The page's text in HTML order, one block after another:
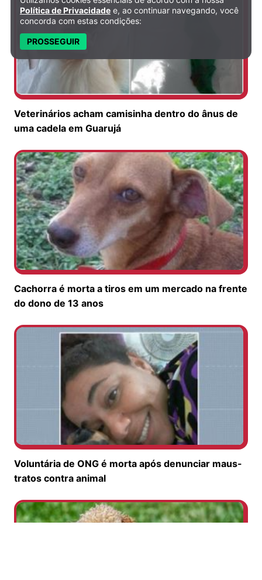
Veterinários acham camisinha dentro do ânus de
uma cadela em Guarujá
Cachorra é morta a tiros em um mercado na frente
do dono de 13 anos
Voluntária de ONG é morta após denunciar maus-
tratos contra animal
Política de Privacidade e, ao continuar navegando, você
concorda com estas condições:
PROSSEGUIR